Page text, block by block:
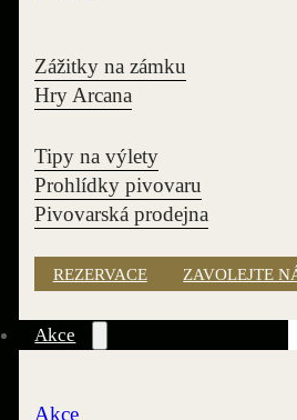
Zážitky na zámku
Hry Arcana
Tipy na výlety
Prohlídky pivovaru
Pivovarská prodejna
REZERVACE ZAVOLEJTE
Akce
Akce